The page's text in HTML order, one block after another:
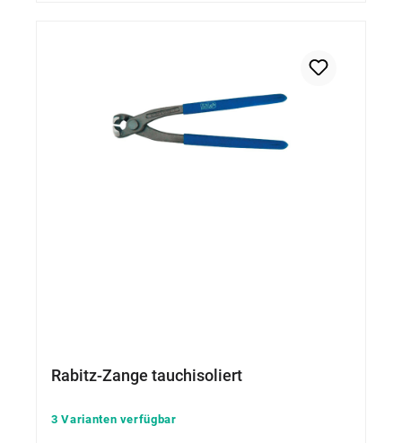
Rabitz-Zange tauchisoliert
3 Varianten verfügbar